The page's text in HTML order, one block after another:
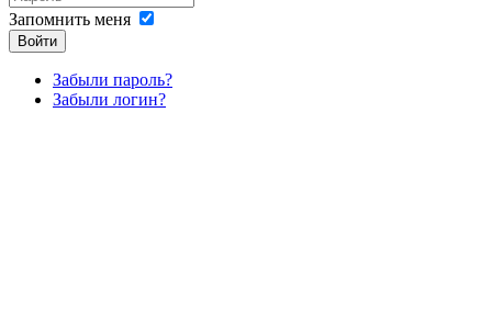
Запомнить меня
Войти
Забыли пароль?
Забыли логин?